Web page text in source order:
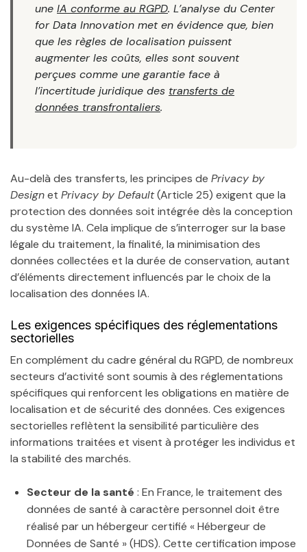
une IA conforme au RGPD. L’analyse du Center
for Data Innovation met en évidence que, bien
que les règles de localisation puissent
augmenter les coûts, elles sont souvent
perçues comme une garantie face à
l’incertitude juridique des transferts de
données transfrontaliers.
Au-delà des transferts, les principes de Privacy by
Designet Privacy by Default(Article 25) exigent que la
protection des données soit intégrée dès la conception
du système IA. Cela implique de s’interroger sur la base
légale du traitement, la finalité, la minimisation des
données collectées et la durée de conservation, autant
d’éléments directement influencés par le choix de la
localisation des données IA.
Les exigences spécifiques des réglementations
sectorielles
En complément du cadre général du RGPD, de nombreux
secteurs d’activité sont soumis à des réglementations
spécifiques qui renforcent les obligations en matière de
localisation et de sécurité des données. Ces exigences
sectorielles reflètent la sensibilité particulière des
informations traitées et visent à protéger les individus et
la stabilité des marchés.
Secteur de la santé : En France, le traitement des
données de santé à caractère personnel doit être
réalisé par un hébergeur certifié « Hébergeur de
Données de Santé » (HDS). Cette certification impose